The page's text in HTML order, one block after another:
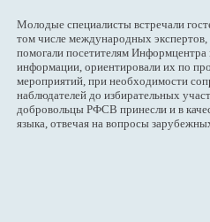
Молодые специалисты встречали
том числе международных
помогали посетителям
информации, ориентировали их по
мероприятий, при необходимости
наблюдателей до избирательных
добровольцы РФСВ принесли и в
языка, отвечая на вопросы